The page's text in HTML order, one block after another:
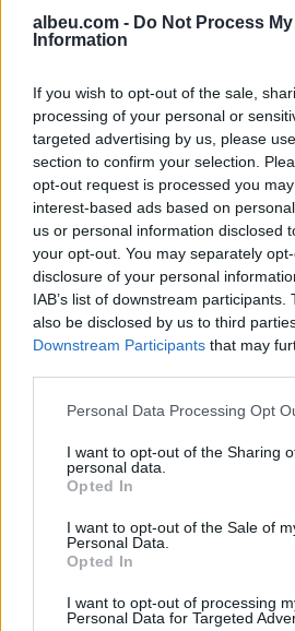
albeu.com - Do Not Process
Information
If you wish to opt-out of the sale,
processing of your personal or
targeted advertising by us, please
section to confirm your selection.
opt-out request is processed you
interest-based ads based on
us or personal information disclosed
your opt-out. You may separately
disclosure of your personal
IAB’s list of downstream
also be disclosed by us to third
Downstream Participants that may
Personal Data Processing Opt
I want to opt-out of the Sharing
personal data.
Opted In
I want to opt-out of the Sale of
Personal Data.
Opted In
I want to opt-out of processing
Personal Data for Targeted
grek
Esim for Global
Esim for USA|Esim for Italy|
for Turkey|Esim for Germany|